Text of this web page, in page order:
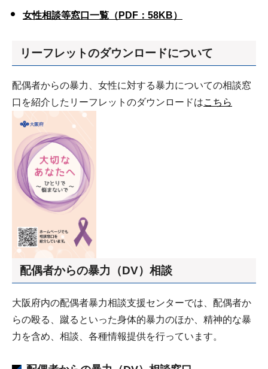
女性相談等窓口一覧（PDF：58KB）
リーフレットのダウンロードについて
配偶者からの暴力、女性に対する暴力についての相談窓
口を紹介したリーフレットのダウンロードはこちら
配偶者からの暴力（DV）相談
大阪府内の配偶者暴力相談支援センターでは、配偶者か
らの殴る、蹴るといった身体的暴力のほか、精神的な暴
力を含め、相談、各種情報提供を行っています。